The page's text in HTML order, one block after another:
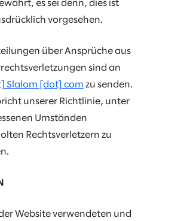
es sei denn, dies ist
vorgesehen.
über Ansprüche aus
sind an
Slalom [dot] com zu senden.
unserer Richtlinie, unter
Umständen
Rechtsverletzern zu
Website verwendeten und